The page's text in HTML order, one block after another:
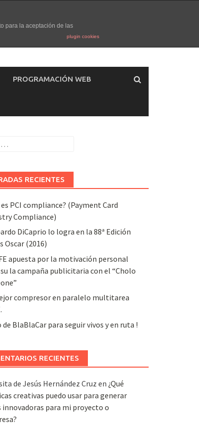
PROGRAMACIÓN WEB
RECIENTES
es PCI compliance? (Payment Card
Compliance)
DiCaprio lo logra en la 88ª Edición
Oscar (2016)
apuesta por la motivación personal
la campaña publicitaria con el “Cholo
compresor en paralelo multitarea
de BlaBlaCar para seguir vivos y en ruta !
RECIENTES
de Jesús Hernández Cruz en ¿Qué
creativas puedo usar para generar
innovadoras para mi proyecto o
para la aceptación de las
plugin cookies